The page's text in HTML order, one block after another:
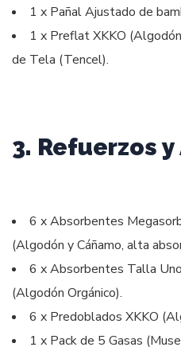
1 x Pañal Ajustado de
1 x Preflat XKKO
de Tela (Tencel).
3. Refuerzos
6 x Absorbentes
(Algodón y Cáñamo, alta
6 x Absorbentes Talla
(Algodón Orgánico).
6 x Predoblados XKKO
1 x Pack de 5 Gasas